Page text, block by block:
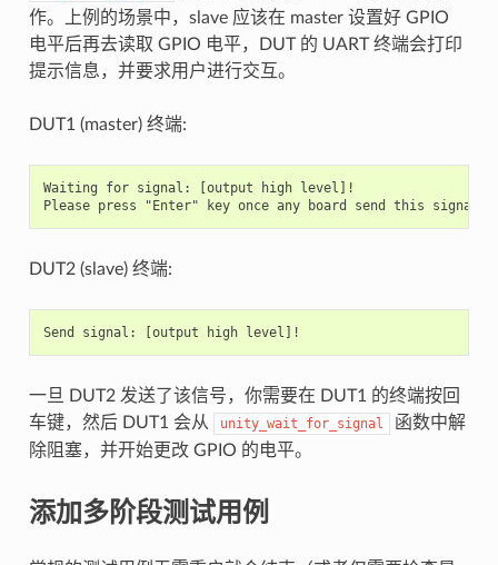
作。上例的场景中，slave 应该在 master 设置好 GPIO
电平后再去读取 GPIO 电平，DUT 的 UART 终端会打印
提示信息，并要求用户进行交互。
DUT1 (master) 终端:
Waiting for signal: [output high level]!
DUT2 (slave) 终端:
一旦 DUT2 发送了该信号，你需要在 DUT1 的终端按回
车键，然后 DUT1 会从
unity_wait_for_signal
函数中解
除阻塞，并开始更改 GPIO 的电平。
添加多阶段测试用例